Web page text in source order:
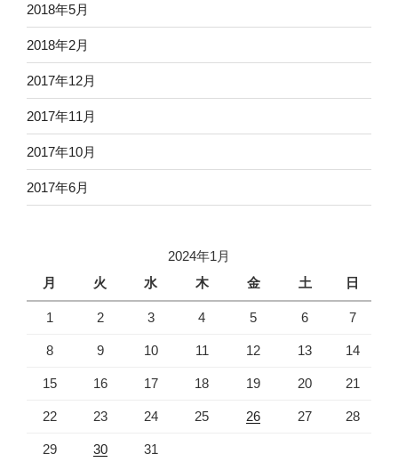
2018年5月
2018年2月
2017年12月
2017年11月
2017年10月
2017年6月
2024年1月
月
火 水 木 金 土 日
1 2 3 4 5 6 7
8 9 10 11 12 13 14
15 16 17 18 19 20 21
22 23 24 25 26 27 28
29 30 31